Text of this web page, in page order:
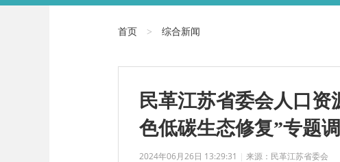
首页 > 综合新闻
民革江苏省委会人口
色低碳生态修复”专题
2024年06月26日 13:29:31 | 来源：民革江苏省委会